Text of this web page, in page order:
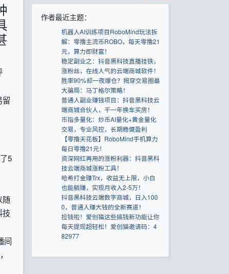
留
5
随
技
间
作者最近主题：
机器人AI训练项目RoboMind玩法拆
解：零撸主流币ROBO，每天零撸21
元，算力即财富！
稳定副业之：抖音黑科技直播挂铁，
涨粉丝，在线人气的云端商城软件！
胜率90%却一夜爆仓？揭穿交易圈最
大骗局：马丁格尔策略！
普通人副业赚钱项目：抖音黑科技云
端商城合伙人，干一年换车买房！
币指多量化：炒币AI量化+黄金量化
交易，专业风控，长期稳健盈利
【零撸天花板】RoboMind手机算力
每日零撸21元！
资深网红再用的涨粉利器：抖音黑科
技云端商城涨粉工具！
哈希打金赚Trx，收益无上限，小白
也能躺赚，实现月收入2-5万！
抖音黑科技云端数字商城，日入100
0，普通人赚大钱的全新赛道！
捡钱啦！爱创猫这些搞钱新功能让你
每天提现超轻松！爱创猫邀请码：4
82977